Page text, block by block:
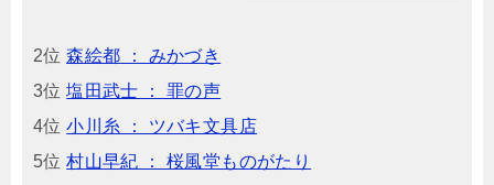
2位森絵都 ： みかづき
3位塩田武士 ： 罪の声
4位小川糸 ： ツバキ文具店
5位村山早紀 ： 桜風堂ものがたり